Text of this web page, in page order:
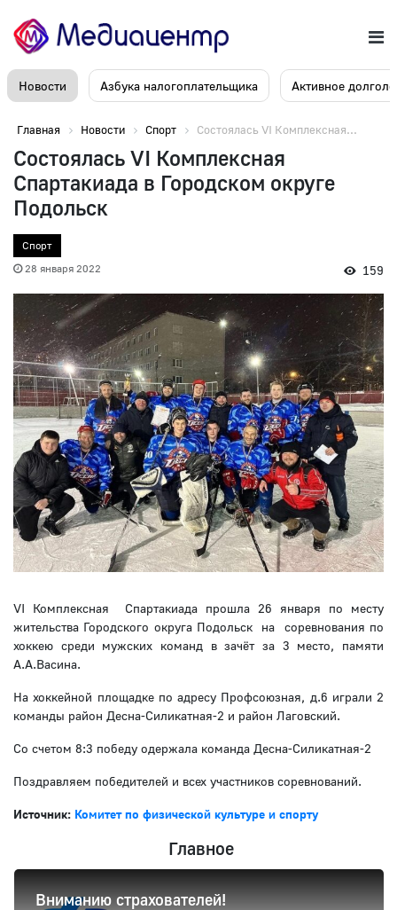
Новости Азбука налогоплательщика Активное
Главная Новости Спорт Состоялась VI Комплексная...
Состоялась VI Комплексная
Спартакиада в Городском округе
Подольск
Спорт
28 января 2022
159
VI Комплексная Спартакиада прошла 26 января по месту
жительства Городского округа Подольск на соревнования по
хоккею среди мужских команд в зачёт за 3 место, памяти
А.А.Васина.
На хоккейной площадке по адресу Профсоюзная, д.6 играли 2
команды район Десна-Силикатная-2 и район Лаговский.
Со счетом 8:3 победу одержала команда Десна-Силикатная-2
Поздравляем победителей и всех участников соревнований.
Источник: Комитет по физической культуре и спорту
Главное
Вниманию страхователей!